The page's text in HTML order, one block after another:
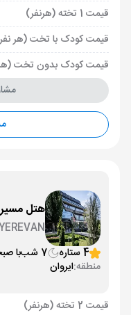
قیمت 1 تخته (هرنفر)
قیمت کودک با تخت (هر
قیمت کودک بدون تخت
هتل مسیر 53 ایروان
4 ستاره
7 شب با
منطقه:ایروان
قیمت 2 تخته (هرنفر)